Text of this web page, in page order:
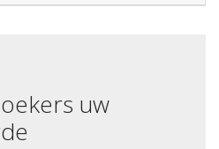
uw